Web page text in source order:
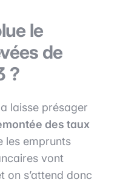
le
de
?
laisse présager
des taux
les emprunts
vont
on s’attend donc